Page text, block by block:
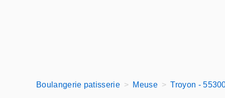
Boulangerie patisserie Meuse Troyon -